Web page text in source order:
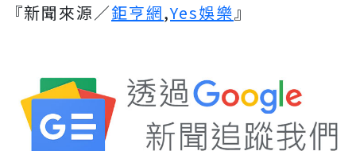
『新聞來源／鉅亨網,Yes娛樂』